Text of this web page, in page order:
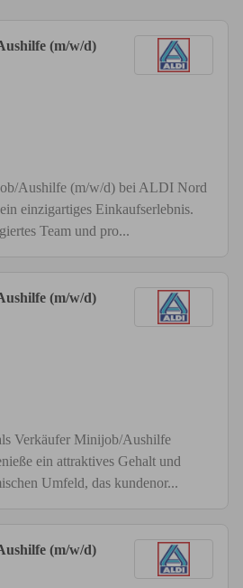
(m/w/d)
Aushilfe (m/w/d) bei ALDI Nord
einzigartiges Einkaufserlebnis.
Team und pro...
(m/w/d)
Verkäufer Minijob/Aushilfe
ein attraktives Gehalt und
Umfeld, das kundenor...
(m/w/d)